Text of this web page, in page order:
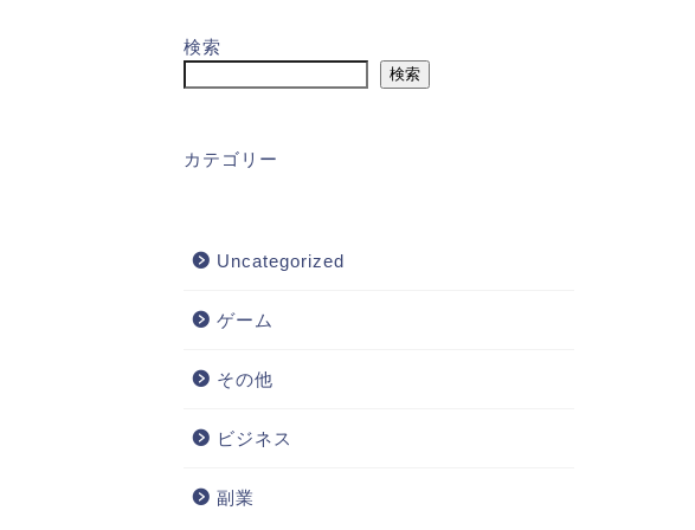
検索
検索
カテゴリー
Uncategorized
ゲーム
その他
ビジネス
副業